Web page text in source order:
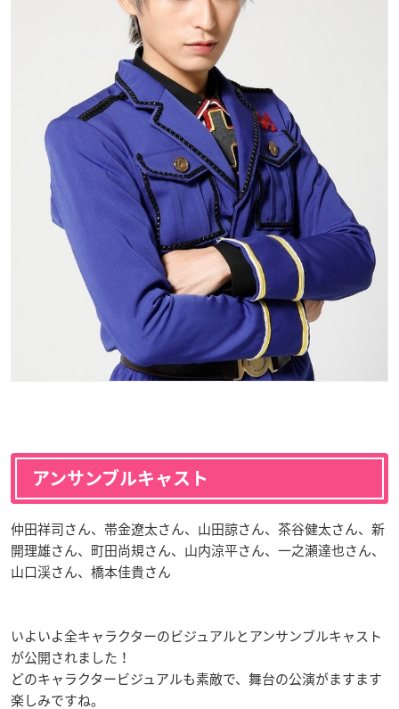
アンサンブルキャスト
仲田祥司さん、帯金遼太さん、山田諒さん、茶谷健太さん、新
開理雄さん、町田尚規さん、山内涼平さん、一之瀬達也さん、
山口渓さん、橋本佳貴さん
いよいよ全キャラクターのビジュアルとアンサンブルキャスト
が公開されました！
どのキャラクタービジュアルも素敵で、舞台の公演がますます
楽しみですね。